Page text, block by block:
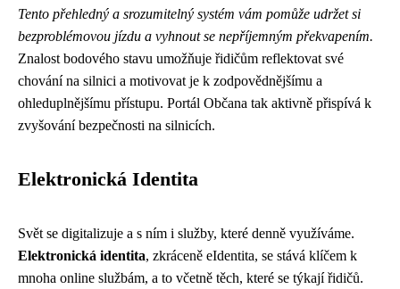
Tento přehledný a srozumitelný systém vám pomůže udržet si
bezproblémovou jízdu a vyhnout se nepříjemným překvapením.
Znalost bodového stavu umožňuje řidičům reflektovat své
chování na silnici a motivovat je k zodpovědnějšímu a
ohleduplnějšímu přístupu. Portál Občana tak aktivně přispívá k
zvyšování bezpečnosti na silnicích.
Elektronická Identita
Svět se digitalizuje a s ním i služby, které denně využíváme.
Elektronická identita, zkráceně eIdentita, se stává klíčem k
mnoha online službám, a to včetně těch, které se týkají řidičů.